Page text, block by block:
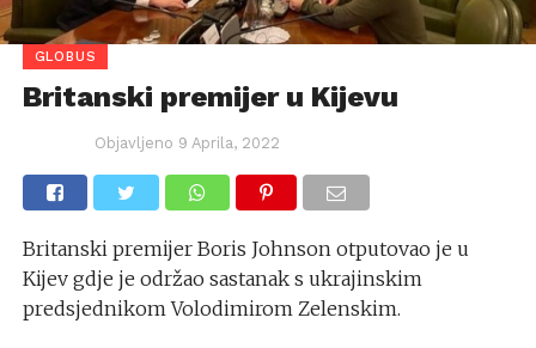
GLOBUS
Britanski premijer u Kijevu
Objavljeno 9 Aprila, 2022
Britanski premijer Boris Johnson otputovao je u
Kijev gdje je održao sastanak s ukrajinskim
predsjednikom Volodimirom Zelenskim.